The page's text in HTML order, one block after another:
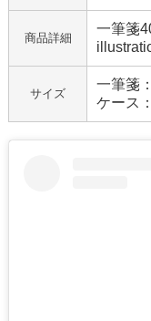
商品詳細
一筆箋
サイズ
一筆箋
ケース